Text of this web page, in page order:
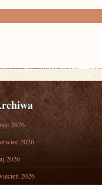
2026
2026
2026
2026